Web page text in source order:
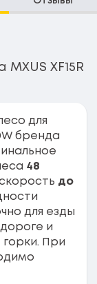
XF15R
для
бренда
48
до
для езды
и
При